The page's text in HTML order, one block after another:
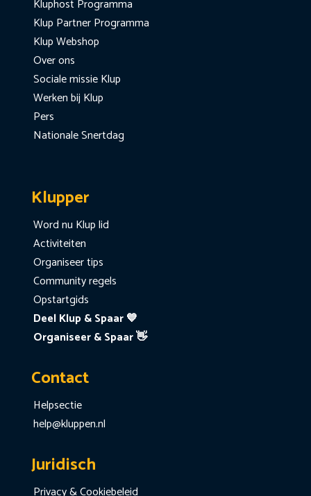
Kluphost Programma
Klup Partner Programma
Klup Webshop
Over ons
Sociale missie Klup
Werken bij Klup
Pers
Nationale Snertdag
Klupper
Word nu Klup lid
Activiteiten
Organiseer tips
Community regels
Opstartgids
Deel Klup & Spaar 💙
Organiseer & Spaar 👋
Contact
Helpsectie
help@kluppen.nl
Juridisch